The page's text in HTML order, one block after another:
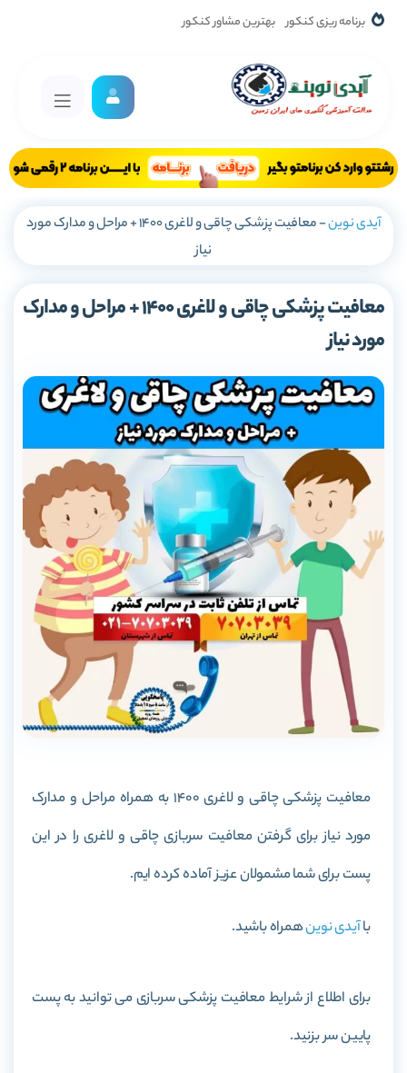
برنامه ریزی کنکور بهترین مشاور کنکور
آیدی نوین-
معافیت پزشکی چاقی و لاغری 1400 + مراحل و مدارک مورد
نیاز
معافیت پزشکی چاقی و لاغری 1400 + مراحل و مدارک
مورد نیاز
معافیت پزشکی چاقی و لاغری 1400 به همراه مراحل و مدارک
مورد نیاز برای گرفتن معافیت سربازی چاقی و لاغری را در این
پست برای شما مشمولان عزیز آماده کرده ایم.
باآیدی نوینهمراه باشید.
برای اطلاع از شرایط معافیت پزشکی سربازی می توانید به پست
پایین سر بزنید.